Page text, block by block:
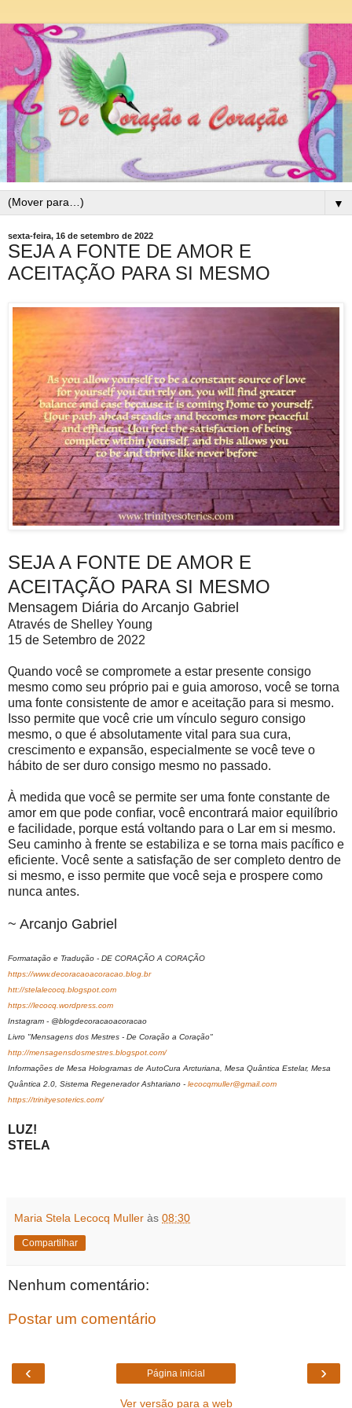
▼
sexta-feira, 16 de setembro de 2022
SEJA A FONTE DE AMOR E
ACEITAÇÃO PARA SI MESMO
SEJA A FONTE DE AMOR E
ACEITAÇÃO PARA SI MESMO
Mensagem Diária do Arcanjo Gabriel
Através de Shelley Young
15 de Setembro de 2022
Quando você se compromete a estar presente consigo
mesmo como seu próprio pai e guia amoroso, você se torna
uma fonte consistente de amor e aceitação para si mesmo.
Isso permite que você crie um vínculo seguro consigo
mesmo, o que é absolutamente vital para sua cura,
crescimento e expansão, especialmente se você teve o
hábito de ser duro consigo mesmo no passado.
À medida que você se permite ser uma fonte constante de
amor em que pode confiar, você encontrará maior equilíbrio
e facilidade, porque está voltando para o Lar em si mesmo.
Seu caminho à frente se estabiliza e se torna mais pacífico e
eficiente. Você sente a satisfação de ser completo dentro de
si mesmo, e isso permite que você seja e prospere como
nunca antes.
~ Arcanjo Gabriel
Formatação e Tradução - DE CORAÇÃO A CORAÇÃO
https://www.decoracaoacoracao.blog.br
htt://stelalecocq.blogspot.com
https://lecocq.wordpress.com
Instagram - @blogdecoracaoacoracao
Livro "Mensagens dos Mestres - De Coração a Coração"
http://mensagensdosmestres.blogspot.com/
Informações de Mesa Hologramas de AutoCura Arcturiana, Mesa Quântica Estelar, Mesa
Quântica 2.0, Sistema Regenerador Ashtariano - lecocqmuller@gmail.com
https://trinityesoterics.com/
LUZ!
STELA
Maria Stela Lecocq Muller às 08:30
Compartilhar
Nenhum comentário:
Postar um comentário
‹ ›
Página inicial
Ver versão para a web